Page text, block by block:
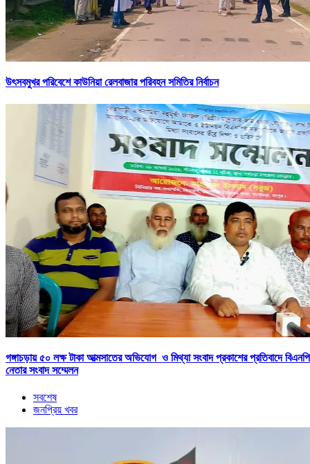
উৎসবমুখর পরিবেশে কাউনিয়া রেলবাজার পরিবহন সমিতির নির্বাচন
গঙ্গাচড়ায় ৫০ লক্ষ টাকা আত্মসাতের অভিযোগ ও মিথ্যা সংবাদ প্রকাশের প্রতিবাদে বিএনপি
নেতার সংবাদ সম্মেলন
সবশেষ
জনপ্রিয় খবর